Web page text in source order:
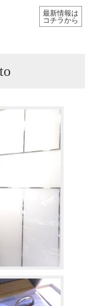
最新情報は
コチラから